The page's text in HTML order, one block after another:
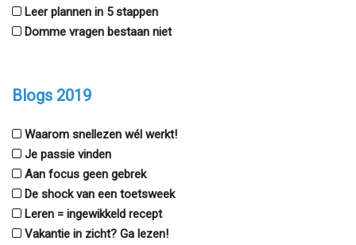
Leer plannen in 5 stappen
Domme vragen bestaan niet
Blogs 2019
Waarom snellezen wél werkt!
Je passie vinden
Aan focus geen gebrek
De shock van een toetsweek
Leren = ingewikkeld recept
Vakantie in zicht? Ga lezen!